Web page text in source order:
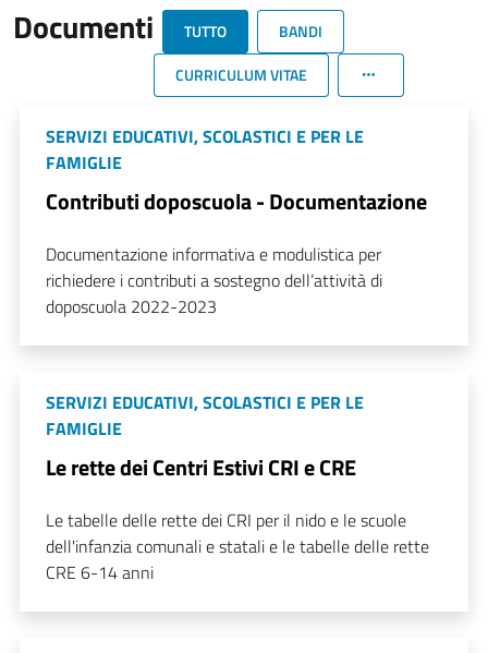
Documenti TUTTO
BANDI
CURRICULUM VITAE
SERVIZI EDUCATIVI, SCOLASTICI E PER LE
FAMIGLIE
Contributi doposcuola - Documentazione
Documentazione informativa e modulistica per
richiedere i contributi a sostegno dell’attività di
doposcuola 2022-2023
SERVIZI EDUCATIVI, SCOLASTICI E PER LE
FAMIGLIE
Le rette dei Centri Estivi CRI e CRE
Le tabelle delle rette dei CRI per il nido e le scuole
dell'infanzia comunali e statali e le tabelle delle rette
CRE 6-14 anni